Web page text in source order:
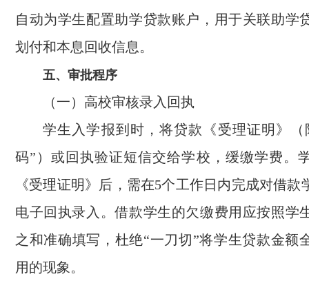
自动为学生配置助学贷款账户，用于关联助学
划付和本息回收信息。
五、审批程序
（一）高校审核录入回执
学生入学报到时，将贷款《受理证明》（
码”）或回执验证短信交给学校，缓缴学费。
《受理证明》后，需在5个工作日内完成对借款
电子回执录入。借款学生的欠缴费用应按照学
之和准确填写，杜绝“一刀切”将学生贷款金额
用的现象。